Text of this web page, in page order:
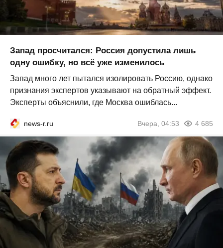
Запад просчитался: Россия допустила лишь
одну ошибку, но всё уже изменилось
Запад много лет пытался изолировать Россию, однако
признания экспертов указывают на обратный эффект.
Эксперты объяснили, где Москва ошиблась...
news-r.ru Вчера, 04:53 4 685